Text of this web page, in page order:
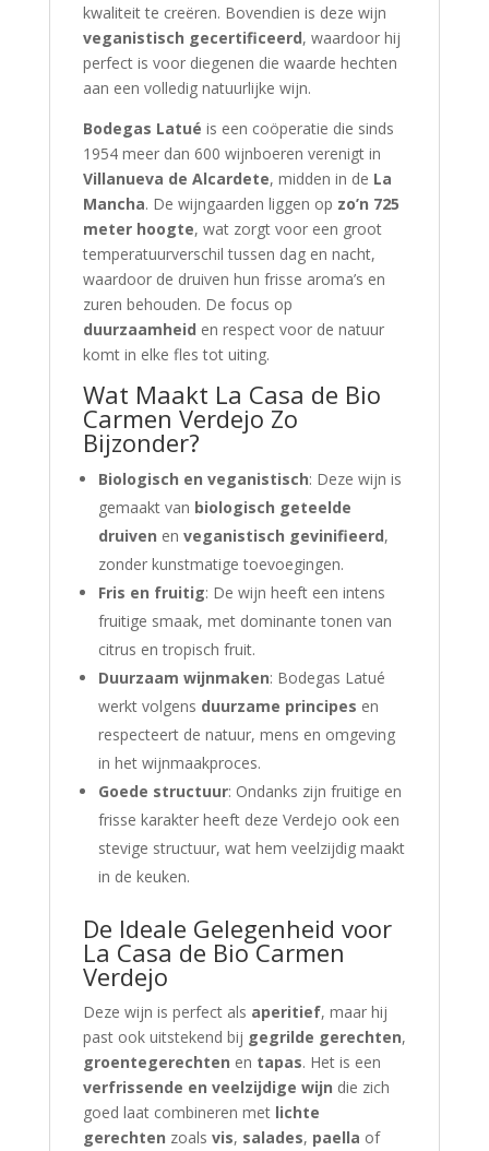
kwaliteit te creëren. Bovendien is deze wijn
veganistisch gecertificeerd, waardoor hij
perfect is voor diegenen die waarde hechten
aan een volledig natuurlijke wijn.
Bodegas Latué is een coöperatie die sinds
1954 meer dan 600 wijnboeren verenigt in
Villanueva de Alcardete, midden in de La
Mancha. De wijngaarden liggen op zo’n 725
meter hoogte, wat zorgt voor een groot
temperatuurverschil tussen dag en nacht,
waardoor de druiven hun frisse aroma’s en
zuren behouden. De focus op
duurzaamheid en respect voor de natuur
komt in elke fles tot uiting.
Wat Maakt La Casa de Bio
Carmen Verdejo Zo
Bijzonder?
Biologisch en veganistisch: Deze wijn is
gemaakt van biologisch geteelde
druiven en veganistisch gevinifieerd,
zonder kunstmatige toevoegingen.
Fris en fruitig: De wijn heeft een intens
fruitige smaak, met dominante tonen van
citrus en tropisch fruit.
Duurzaam wijnmaken: Bodegas Latué
werkt volgens duurzame principes en
respecteert de natuur, mens en omgeving
in het wijnmaakproces.
Goede structuur: Ondanks zijn fruitige en
frisse karakter heeft deze Verdejo ook een
stevige structuur, wat hem veelzijdig maakt
in de keuken.
De Ideale Gelegenheid voor
La Casa de Bio Carmen
Verdejo
Deze wijn is perfect als aperitief, maar hij
past ook uitstekend bij gegrilde gerechten,
groentegerechten en tapas. Het is een
verfrissende en veelzijdige wijn die zich
goed laat combineren met lichte
gerechten zoals vis, salades, paella of